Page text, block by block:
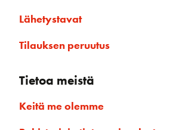
Lähetystavat
Tilauksen peruutus
Tietoa meistä
Keitä me olemme